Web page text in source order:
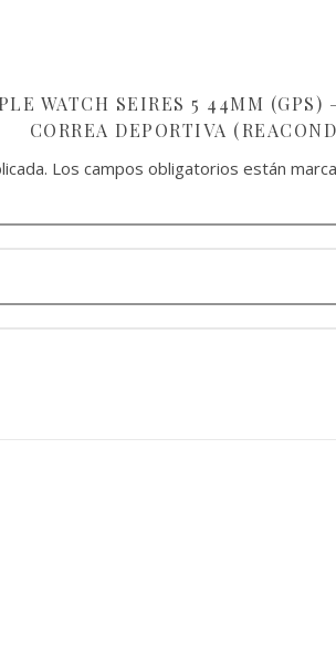
WATCH SEIRES 5 44MM
CORREA DEPORTIVA
Los campos obligatorios están